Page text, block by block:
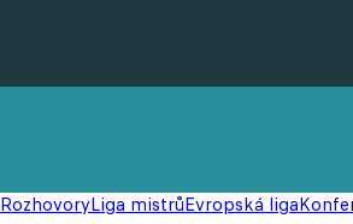
RozhovoryLiga mistrůEvropská liga